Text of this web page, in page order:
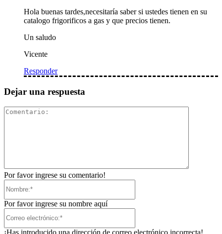
Hola buenas tardes,necesitaría saber si ustedes tienen en su
catalogo frigorificos a gas y que precios tienen.
Un saludo
Vicente
Responder
Dejar una respuesta
Por favor ingrese su comentario!
Por favor ingrese su nombre aquí
¡Has introducido una dirección de correo electrónico incorrecta!